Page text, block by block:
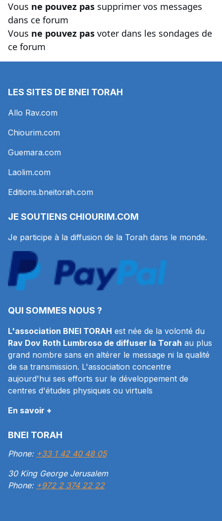
Vous ne pouvez pas supprimer vos messages
dans ce forum
Vous ne pouvez pas voter dans les sondages de
ce forum
LES SITES DE BNEI TORAH
Allo Rav.com
Chiourim.com
Guemara.com
Laolim.com
Editions.bneitorah.com
JE SOUTIENS CHIOURIM.COM
Je participe à la diffusion de la Torah dans le monde.
QUI SOMMES NOUS ?
L'association BNEI TORAH est née de la volonté du
Rav Dov Roth Lumbroso de diffuser la Torah au plus
grand nombre sans en altérer le message ni la qualité
de sa transmission. L'association concentre
aujourd'hui ses efforts sur le développement de
centres d'études physiques ou virtuels
En savoir +
BNEI TORAH
Phone: +33 1 42 40 48 05
30 King George Jerusalem
Phone: +972 2 374 22 22